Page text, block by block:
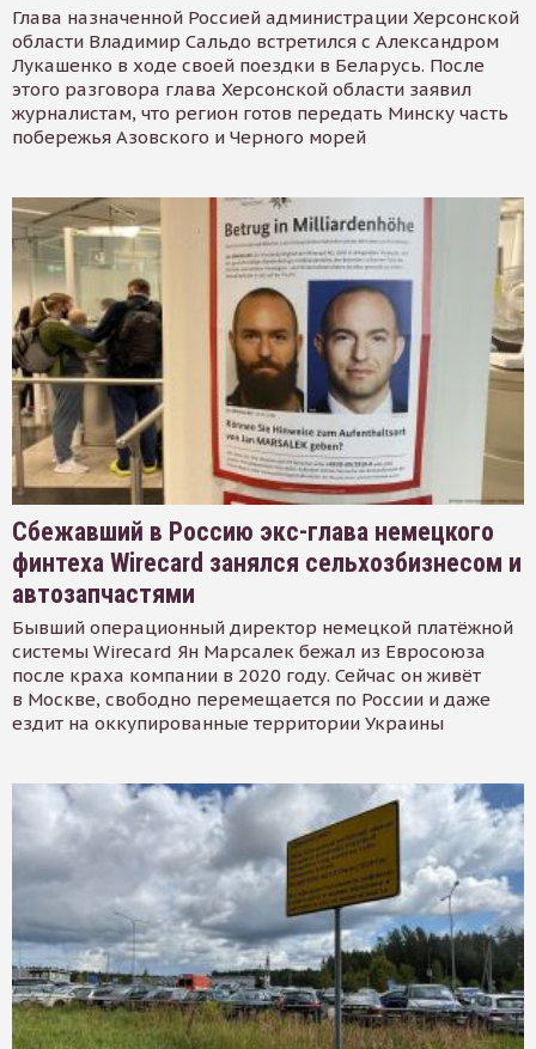
Глава назначенной Россией администрации Херсонской
области Владимир Сальдо встретился с Александром
Лукашенко в ходе своей поездки в Беларусь. После
этого разговора глава Херсонской области заявил
журналистам, что регион готов передать Минску часть
побережья Азовского и Черного морей
Сбежавший в Россию экс-глава немецкого
финтеха Wirecard занялся сельхозбизнесом и
автозапчастями
Бывший операционный директор немецкой платёжной
системы Wirecard Ян Марсалек бежал из Евросоюза
после краха компании в 2020 году. Сейчас он живёт
в Москве, свободно перемещается по России и даже
ездит на оккупированные территории Украины